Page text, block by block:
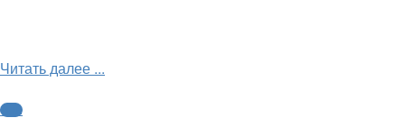
Читать далее ...
ФНЛ